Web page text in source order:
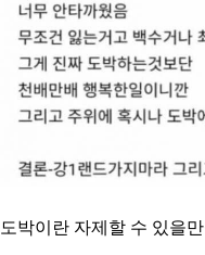
도박이란 자제할 수 있을